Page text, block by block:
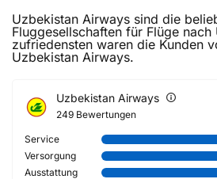
Uzbekistan Airways sind die
Fluggesellschaften für Flüge nach
zufriedensten waren die Kunden
Uzbekistan Airways.
Uzbekistan Airways
249 Bewertungen
Service
Versorgung
Ausstattung